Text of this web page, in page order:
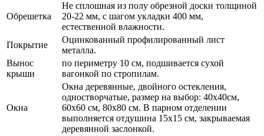
Обрешетка
Не сплошная из полу обрезной доски толщиной
20-22 мм, с шагом укладки 400 мм,
естественной влажности.
Покрытие
Оцинкованный профилированный лист
металла.
Вынос
крыши
по периметру 10 см, подшивается сухой
вагонкой по стропилам.
Окна
Окна деревянные, двойного остекления,
одностворчатые, размер на выбор: 40х40см,
60х60 см, 80х80 см. В парном отделении
выполняется отдушина 15х15 см, закрываемая
деревянной заслонкой.